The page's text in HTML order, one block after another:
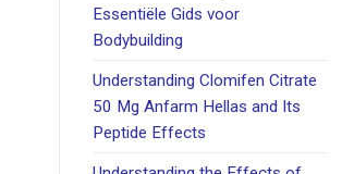
Essentiële Gids voor
Bodybuilding
Understanding Clomifen Citrate
50 Mg Anfarm Hellas and Its
Peptide Effects